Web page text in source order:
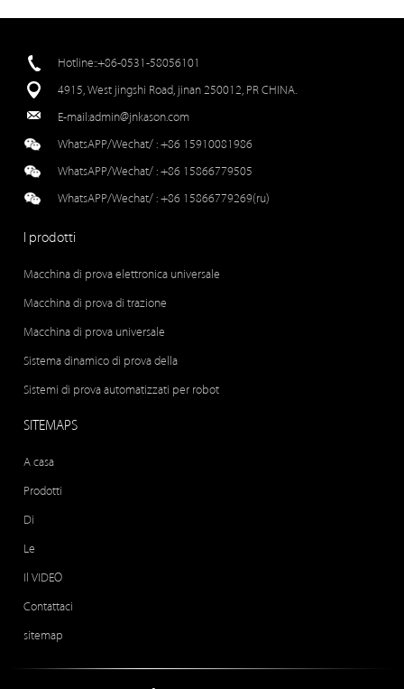
Hotline::+86-0531-58056101
4915, West jingshi Road, jinan 250012, PR CHINA.
E-mail:admin@jnkason.com
WhatsAPP/Wechat/ :+86 15910081986
WhatsAPP/Wechat/ :+86 15866779505
WhatsAPP/Wechat/ :+86 15866779269(ru)
I prodotti
Macchina di prova elettronica universale
Macchina di prova di trazione
Macchina di prova universale
Sistema dinamico di prova della
Sistemi di prova automatizzati per robot
SITEMAPS
A casa
Prodotti
Di
Le
Il VIDEO
Contattaci
sitemap